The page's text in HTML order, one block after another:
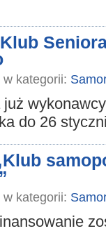
kategorii:
wykonawcy
do 26
kategorii: